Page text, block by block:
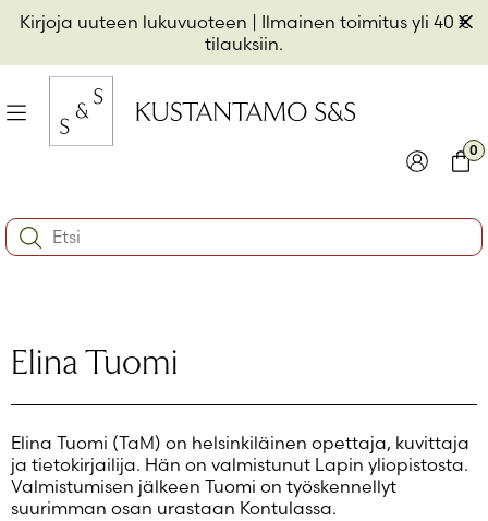
Kirjoja uuteen lukuvuoteen | Ilmainen toimitus yli 40 €
tilauksiin.
Hyppää
sisältöön
Valikko
Kirjaudu sisään
Salasana unohtunut?
0
Search:
Elina Tuomi
Elina Tuomi (TaM) on helsinkiläinen opettaja, kuvittaja
ja tietokirjailija. Hän on valmistunut Lapin yliopistosta.
Valmistumisen jälkeen Tuomi on työskennellyt
suurimman osan urastaan Kontulassa.